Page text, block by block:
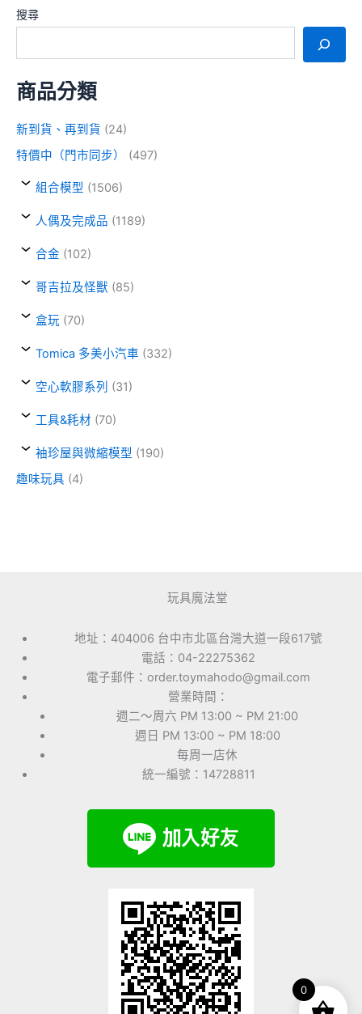
搜尋
商品分類
新到貨、再到貨 (24)
特價中（門市同步）
(497)
組合模型 (1506)
人偶及完成品 (1189)
合金 (102)
哥吉拉及怪獸 (85)
盒玩 (70)
Tomica 多美小汽車 (332)
空心軟膠系列 (31)
工具&耗材 (70)
袖珍屋與微縮模型 (190)
趣味玩具 (4)
玩具魔法堂
地址：404006 台中市北區台灣大道一段617號
電話：04-22275362
電子郵件：order.toymahodo@gmail.com
營業時間：
週二～周六 PM 13:00 ~ PM 21:00
週日 PM 13:00 ~ PM 18:00
每周一店休
統一編號：14728811
0